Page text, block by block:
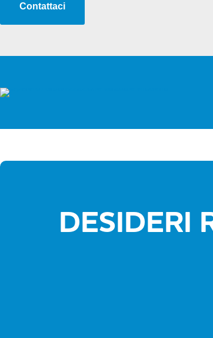
Contattaci
DESIDERI